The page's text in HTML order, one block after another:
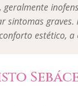
sintomas
estético,